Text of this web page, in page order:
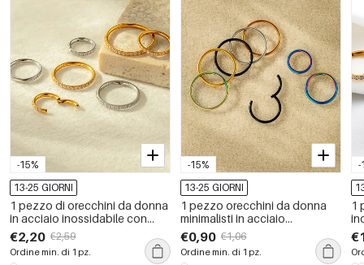
-15%
13-25 GIORNI
1 pezzo di orecchini da donna
in acciaio inossidabile con
zirconi color oro impermeabili
€2,20 €2,59
Ordine min. di 1 pz.
-15%
13-25 GIORNI
1 pezzo orecchini da donna
minimalisti in acciaio
inossidabile color oro
impermeabili
€0,90 €1,06
Ordine min. di 1 pz.
-
1